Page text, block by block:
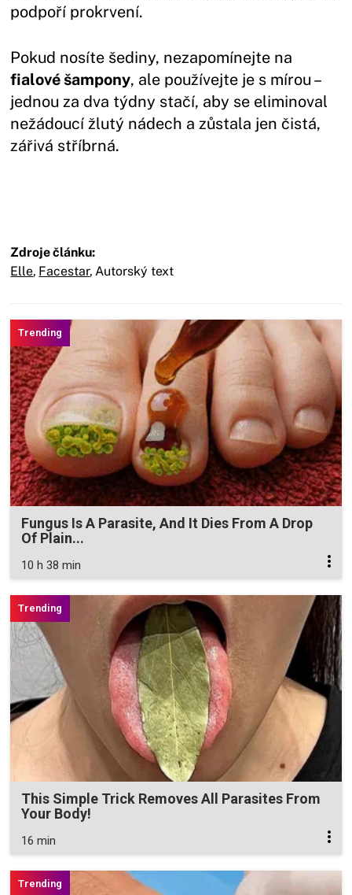
podpoří prokrvení.
Pokud nosíte šediny, nezapomínejte na
fialové šampony, ale používejte je s mírou –
jednou za dva týdny stačí, aby se eliminoval
nežádoucí žlutý nádech a zůstala jen čistá,
zářivá stříbrná.
Zdroje článku:
Elle, Facestar, Autorský text
Fungus Is A Parasite, And It Dies From A Drop
Of Plain...
10 h 38 min
This Simple Trick Removes All Parasites From
Your Body!
16 min